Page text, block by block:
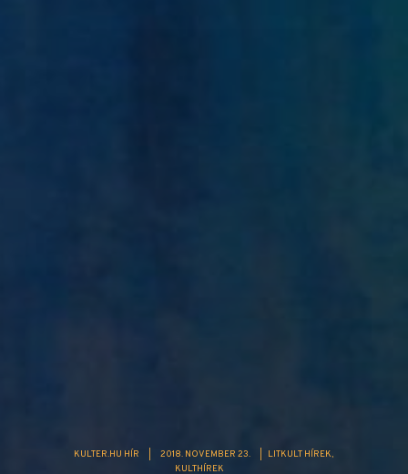
KULTER.HU HÍR 2018. NOVEMBER 23.
LITKULT HÍREK
KULTHÍREK